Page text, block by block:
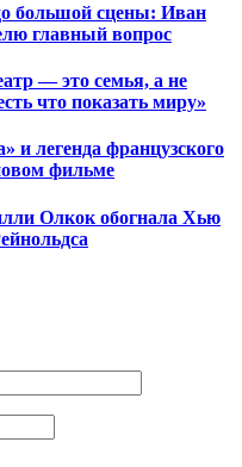
большой сцены: Иван
главный вопрос
— это семья, а не
что показать миру»
и легенда французского
фильме
Олкок обогнала Хью